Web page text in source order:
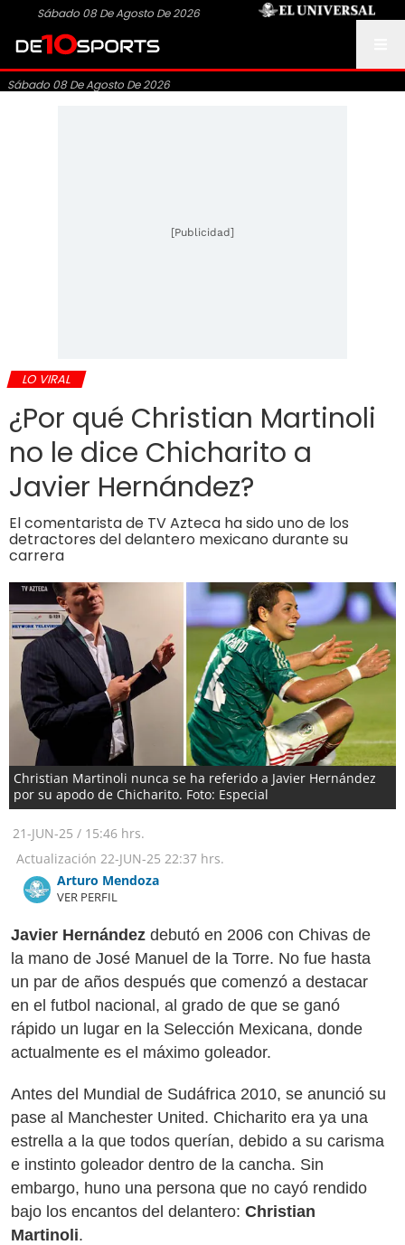
Sábado 08 De Agosto De 2026
Sábado 08 De Agosto De 2026
[Publicidad]
LO VIRAL
¿Por qué Christian Martinoli
no le dice Chicharito a
Javier Hernández?
El comentarista de TV Azteca ha sido uno de los
detractores del delantero mexicano durante su
carrera
Christian Martinoli nunca se ha referido a Javier Hernández
por su apodo de Chicharito. Foto: Especial
21-JUN-25 / 15:46 hrs.
Actualización 22-JUN-25 22:37 hrs.
Arturo Mendoza
VER PERFIL
Javier Hernández debutó en 2006 con Chivas de
la mano de José Manuel de la Torre. No fue hasta
un par de años después que comenzó a destacar
en el futbol nacional, al grado de que se ganó
rápido un lugar en la Selección Mexicana, donde
actualmente es el máximo goleador.
Antes del Mundial de Sudáfrica 2010, se anunció su
pase al Manchester United. Chicharito era ya una
estrella a la que todos querían, debido a su carisma
e instinto goleador dentro de la cancha. Sin
embargo, huno una persona que no cayó rendido
bajo los encantos del delantero: Christian
Martinoli.